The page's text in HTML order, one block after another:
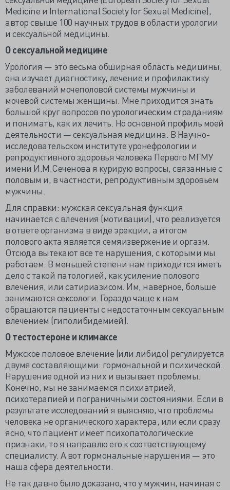
Medicine и International Society for Sexual Medicine),
автор свыше 100 научных трудов в области урологии
и сексуальной медицины.
О сексуальной медицине
Урология — это весьма обширная область медицины,
она изучает диагностику, лечение и профилактику
заболеваний мочеполовой системы мужчины и
мочевой системы женщины. Мне приходится знать
большой круг вопросов по урологическим страданиям
и понимать, как их лечить. Но основной профиль моей
деятельности — сексуальная медицина. В Научно-
исследовательском институте уронефрологии и
репродуктивного здоровья человека Первого МГМУ
имени И.М.Сеченова я курирую вопросы, связанные с
половым и, в частности, репродуктивным здоровьем
мужчины.
Для справки: мужская сексуальная функция
начинается с влечения (мотивации), что реализуется
в ответе организма в виде эрекции, а итогом
полового акта является семяизвержение и оргазм.
Отсюда вытекают все те нарушения, с которыми мы
работаем. В меньшей степени нам приходится иметь
дело с такой патологией, как усиление полового
влечения, или сатириазисом. Им, наверное, больше
занимаются сексологи. Гораздо чаще к нам
обращаются пациенты с недостаточным сексуальным
влечением (гиполибидемией).
О тестостероне и климаксе
Мужское половое влечение (или либидо) регулируется
двумя составляющими: гормональной и психической.
Нарушение одной из них и вызывает проблемы.
Конечно, мы не занимаемся психиатрией,
психотерапией и пограничными состояниями. Если в
результате исследований я выясняю, что проблемы
человека не органического характера, или если сразу
ясно, что пациент имеет психопатологические
признаки, то я направлю его к соответствующему
специалисту. А вот гормональные нарушения — это
наша сфера деятельности.
Не так давно было доказано, что у мужчин, начиная с